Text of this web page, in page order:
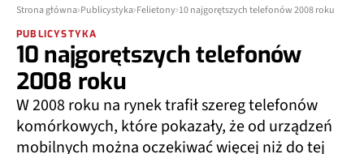
Strona główna Publicystyka Felietony 10 najgorętszych telefonów 2008 roku
PUBLICYSTYKA
10 najgorętszych telefonów
2008 roku
W 2008 roku na rynek trafił szereg telefonów
komórkowych, które pokazały, że od urządzeń
mobilnych można oczekiwać więcej niż do tej